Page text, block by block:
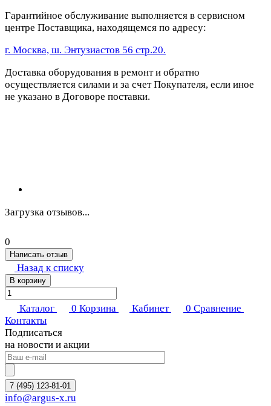
Гарантийное обслуживание выполняется в сервисном
центре Поставщика, находящемся по адресу:
г. Москва, ш. Энтузиастов 56 стр.20.
Доставка оборудования в ремонт и обратно
осуществляется силами и за счет Покупателя, если иное
не указано в Договоре поставки.
Загрузка отзывов...
0
Написать отзыв
Назад к списку
В корзину
Каталог 0 Корзина Кабинет 0 Сравнение
Контакты
Подписаться
на новости и акции
7 (495) 123-81-01
info@argus-x.ru